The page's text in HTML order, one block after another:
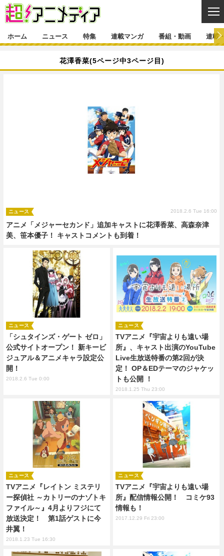
ホーム ニュース 特集 連載マンガ 番組・動画 連載
花澤香菜(5ページ中3ページ目)
アニメ「メジャーセカンド」追加キャストに花澤香菜、高森奈津
美、笹本優子！ キャストコメントも到着！
ニュース 2018.2.6 Tue 16:00
「シュタインズ・ゲート ゼロ」
公式サイトオープン！ 新キービ
ジュアル＆アニメキャラ設定公
開！
ニュース
2018.2.6 Tue 0:00
TVアニメ『宇宙よりも遠い場
所』、キャスト出演のYouTube
Live生放送特番の第2回が決
定！ OP＆EDテーマのジャケッ
トも公開 ！
ニュース
2018.1.25 Thu 23:00
TVアニメ『レイトン ミステリ
ー探偵社 ～カトリーのナゾトキ
ファイル～』4月よりフジにて
放送決定！ 第1話ゲストに今
井翼！
ニュース
2018.1.23 Tue 16:30
TVアニメ『宇宙よりも遠い場
所』配信情報公開！ コミケ93
情報も！
ニュース
2017.12.29 Fri 23:00